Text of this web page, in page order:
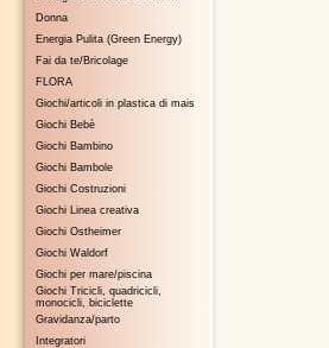
Donna
Energia Pulita (Green Energy)
Fai da te/Bricolage
FLORA
Giochi/articoli in plastica di mais
Giochi Bebè
Giochi Bambino
Giochi Bambole
Giochi Costruzioni
Giochi Linea creativa
Giochi Ostheimer
Giochi Waldorf
Giochi per mare/piscina
Giochi Tricicli, quadricicli,
monocicli, biciclette
Gravidanza/parto
Integratori